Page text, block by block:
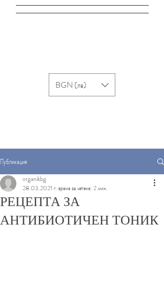
BGN (лв)
Публикация
РЕЦЕПТА ЗА
АНТИБИОТИЧЕН ТОНИК
organikbg
28.03.2021 г. време за четене: 2 мин.